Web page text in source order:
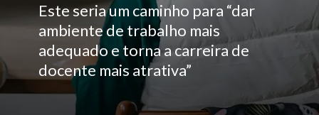
Este seria um caminho para “dar
ambiente de trabalho mais
adequado e torna a carreira de
docente mais atrativa”